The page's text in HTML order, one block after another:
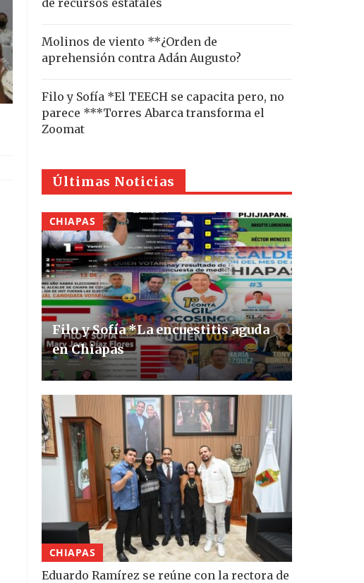
de recursos estatales
Molinos de viento **¿Orden de
aprehensión contra Adán Augusto?
Filo y Sofía *El TEECH se capacita pero, no
parece ***Torres Abarca transforma el
Zoomat
Últimas Noticias
CHIAPAS
Filo y Sofía *La encuestitis aguda
en Chiapas
CHIAPAS
Eduardo Ramírez se reúne con la rectora de